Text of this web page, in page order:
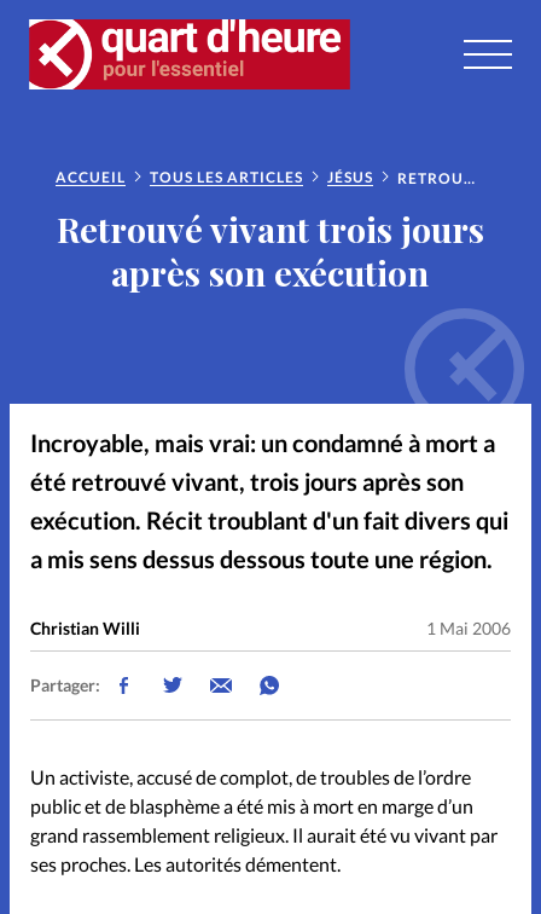
Cinéma
Couple
Culture
Editorial
Foi
Football
Histoire
Jésus
Le trait d'Ixène
Noël
Pâques
People
Relations
Sentiments
Sexualité
Sondage
Sport Vécu
ACCUEIL TOUS LES ARTICLES JÉSUS RETROUVÉ VIVANT TROIS JOURS APRÈS SON EXÉCUTION
Retrouvé vivant trois jours
après son exécution
Incroyable, mais vrai: un condamné à mort a
été retrouvé vivant, trois jours après son
exécution. Récit troublant d'un fait divers qui
a mis sens dessus dessous toute une région.
Christian Willi 1 Mai 2006
Partager:
Un activiste, accusé de complot, de troubles de l’ordre
public et de blasphème a été mis à mort en marge d’un
grand rassemblement religieux. Il aurait été vu vivant par
ses proches. Les autorités démentent.